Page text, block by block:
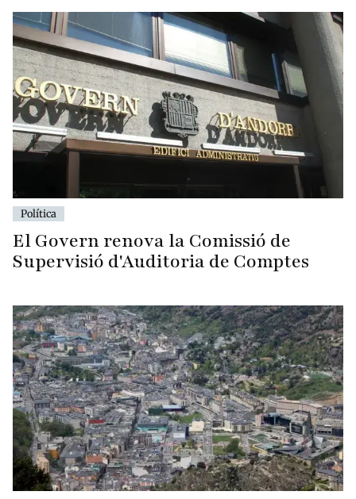
Política
El Govern renova la Comissió de
Supervisió d'Auditoria de Comptes